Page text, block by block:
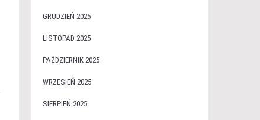
GRUDZIEŃ 2025
LISTOPAD 2025
PAŹDZIERNIK 2025
WRZESIEŃ 2025
SIERPIEŃ 2025